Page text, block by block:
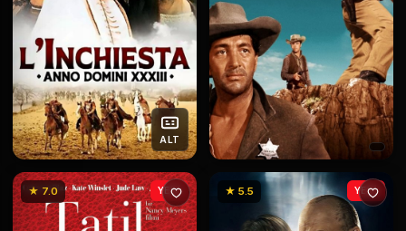
ALT
★ 7.0 YENİ ★ 5.5 YENİ